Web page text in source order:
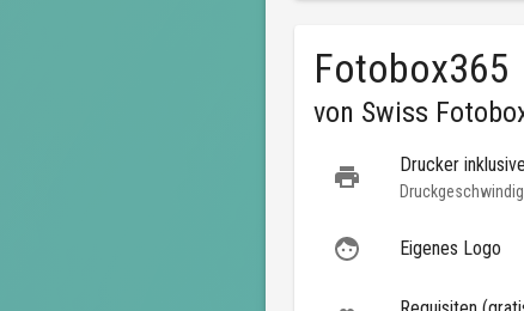
Fotobox365
von Swiss
Drucker
Eigenes Logo